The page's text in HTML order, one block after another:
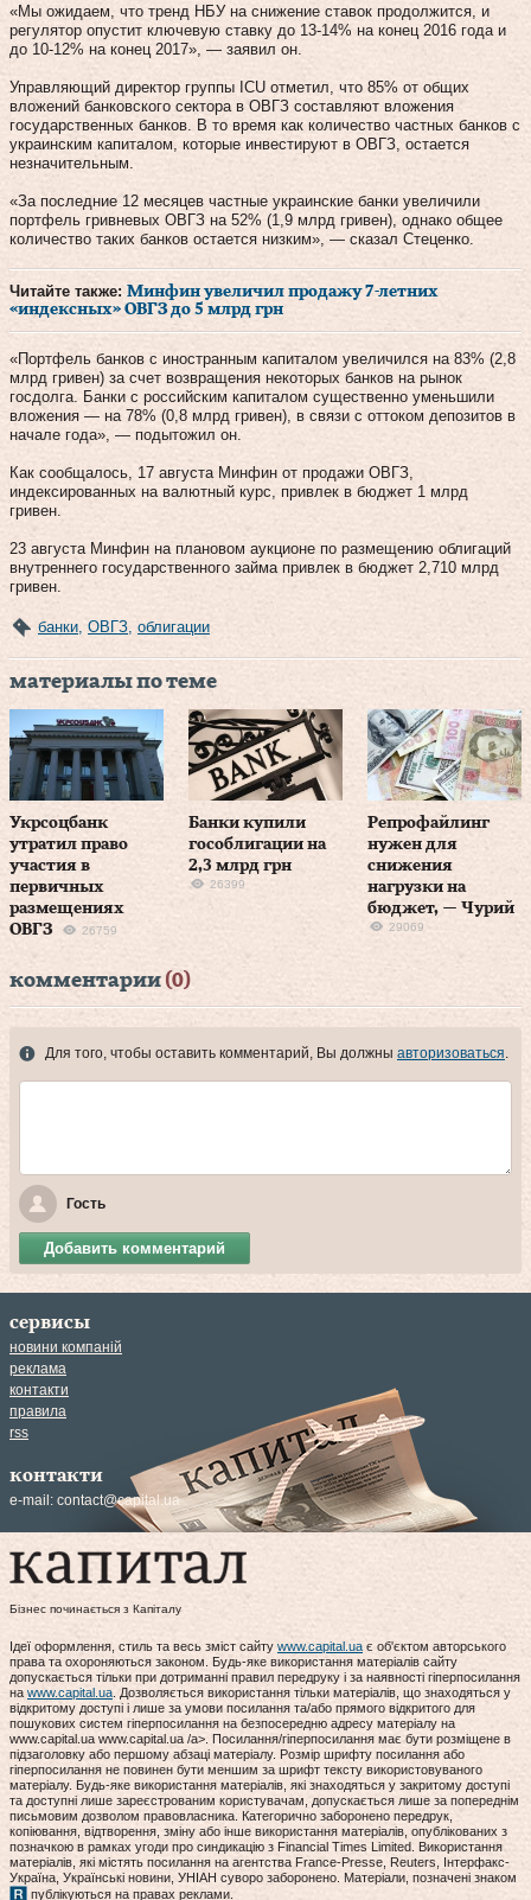
«Мы ожидаем, что тренд НБУ на снижение ставок продолжится, и
регулятор опустит ключевую ставку до 13-14% на конец 2016 года и
до 10-12% на конец 2017», — заявил он.
Управляющий директор группы ICU отметил, что 85% от общих
вложений банковского сектора в ОВГЗ составляют вложения
государственных банков. В то время как количество частных банков с
украинским капиталом, которые инвестируют в ОВГЗ, остается
незначительным.
«За последние 12 месяцев частные украинские банки увеличили
портфель гривневых ОВГЗ на 52% (1,9 млрд гривен), однако общее
количество таких банков остается низким», — сказал Стеценко.
Читайте также: Минфин увеличил продажу 7-летних
«индексных» ОВГЗ до 5 млрд грн
«Портфель банков с иностранным капиталом увеличился на 83% (2,8
млрд гривен) за счет возвращения некоторых банков на рынок
госдолга. Банки с российским капиталом существенно уменьшили
вложения — на 78% (0,8 млрд гривен), в связи с оттоком депозитов в
начале года», — подытожил он.
Как сообщалось, 17 августа Минфин от продажи ОВГЗ,
индексированных на валютный курс, привлек в бюджет 1 млрд
гривен.
23 августа Минфин на плановом аукционе по размещению облигаций
внутреннего государственного займа привлек в бюджет 2,710 млрд
гривен.
банки ОВГЗ облигации
материалы по теме
Укрсоцбанк
утратил право
участия в
первичных
размещениях
ОВГЗ
26759
Банки купили
гособлигации на
2,3 млрд грн
26399
Репрофайлинг
нужен для
снижения
нагрузки на
бюджет, — Чурий
29069
комментарии (0)
Для того, чтобы оставить комментарий, Вы должны авторизоваться.
Гость
Добавить комментарий
сервисы
новини компаній
реклама
контакти
правила
rss
контакти
e-mail: contact@capital.ua
Бізнес починається з Капіталу
Ідеї оформлення, стиль та весь зміст сайту www.capital.ua є об'єктом авторського
права та охороняються законом. Будь-яке використання матеріалів сайту
допускається тільки при дотриманні правил передруку і за наявності гіперпосилання
на www.capital.ua. Дозволяється використання тільки матеріалів, що знаходяться у
відкритому доступі і лише за умови посилання та/або прямого відкритого для
пошукових систем гіперпосилання на безпосередню адресу матеріалу на
www.capital.ua www.capital.ua /a>. Посилання/гіперпосилання має бути розміщене в
підзаголовку або першому абзаці матеріалу. Розмір шрифту посилання або
гіперпосилання не повинен бути меншим за шрифт тексту використовуваного
матеріалу. Будь-яке використання матеріалів, які знаходяться у закритому доступі
та доступні лише зареєстрованим користувачам, допускається лише за попереднім
письмовим дозволом правовласника. Категорично заборонено передрук,
копіювання, відтворення, зміну або інше використання матеріалів, опублікованих з
позначкою в рамках угоди про синдикацію з Financial Times Limited. Використання
матеріалів, які містять посилання на агентства France-Presse, Reuters, Інтерфакс-
Україна, Українські новини, УНІАН суворо заборонено. Матеріали, позначені знаком
публікуються на правах реклами.